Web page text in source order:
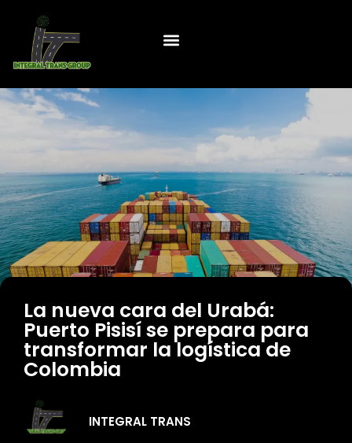
La nueva cara del Urabá:
Puerto Pisisí se prepara para
transformar la logística de
Colombia
INTEGRAL TRANS